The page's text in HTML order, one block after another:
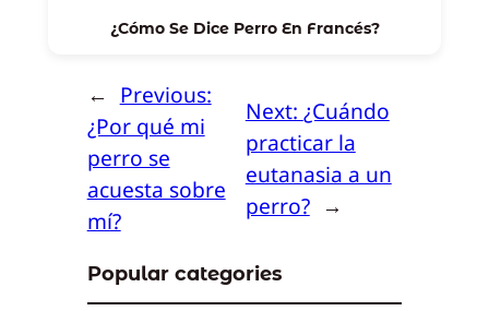
¿Cómo Se Dice Perro En Francés?
← Previous:
¿Por qué mi
perro se
acuesta sobre
mí?
Next: ¿Cuándo
practicar la
eutanasia a un
perro? →
Popular categories